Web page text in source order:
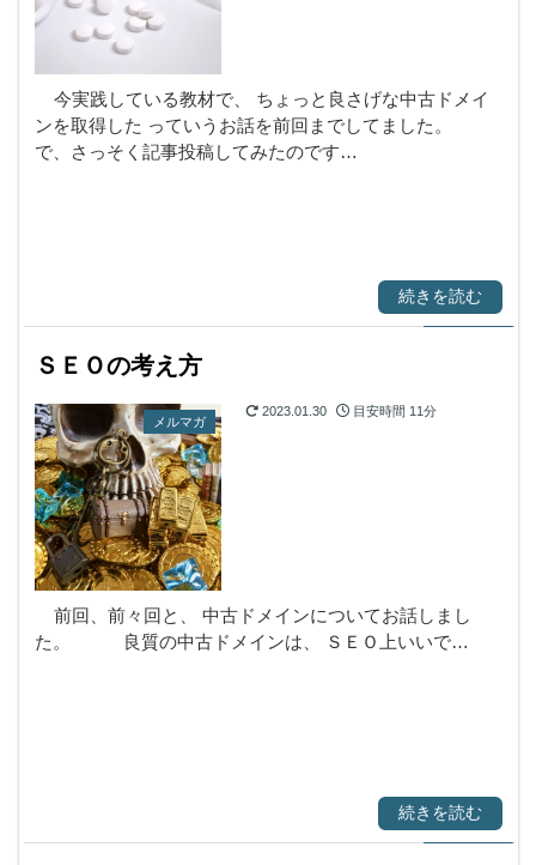
今実践している教材で、 ちょっと良さげな中古ドメイ
ンを取得した っていうお話を前回までしてました。
で、さっそく記事投稿してみたのです…
続きを読む
ＳＥＯの考え方
メルマガ
2023.01.30 目安時間 11分
前回、前々回と、 中古ドメインについてお話しまし
た。 良質の中古ドメインは、 ＳＥＯ上いいで…
続きを読む